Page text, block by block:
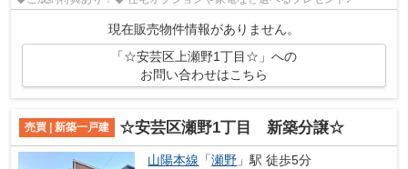
現在販売物件情報がありません。
「☆安芸区上瀬野1丁目☆」への
お問い合わせはこちら
売買 | 新築一戸建 ☆安芸区瀬野1丁目 新築分譲☆
山陽本線 「瀬野 」駅 徒歩5分